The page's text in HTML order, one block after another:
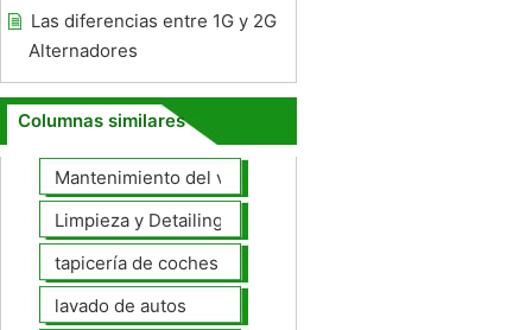
Las diferencias entre 1G y 2G
Alternadores
Columnas similares
Mantenimiento del vehículo
Limpieza y Detailing
tapicería de coches
lavado de autos